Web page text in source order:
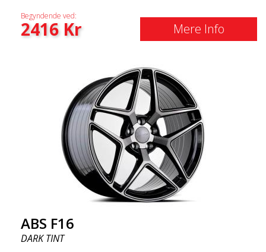
Begyndende ved:
2416Kr Mere Info
ABS F16
DARK TINT